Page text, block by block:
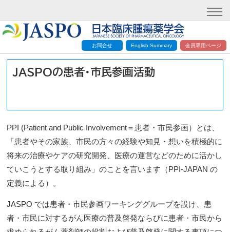
お問合せ English Summary 会員専用ページ
JASPOの患者・市民参画活動
PPI (Patient and Public Involvement＝患者・市民参画）とは、
「患者やその家族、市民の方々の経験や知見・想いを積極的に
将来の治療やケアの研究開発、医療の運営などのために活かし
ていこうとする取り組み」のことを言います（PPI-JAPAN の
定義による）。
JASPO では患者・市民参画ワーキンググループを設け、患
者・市民に対するがん医療の普及啓発ならびに患者・市民から